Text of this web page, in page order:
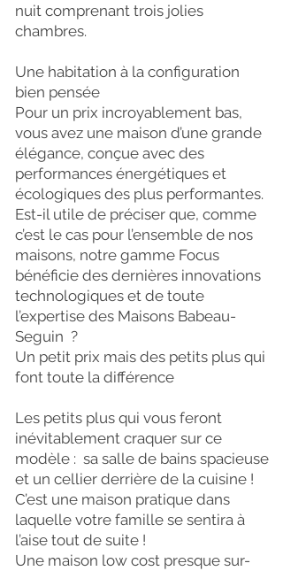
nuit comprenant trois jolies
chambres.
Une habitation à la configuration
bien pensée
Pour un prix incroyablement bas,
vous avez une maison d’une grande
élégance, conçue avec des
performances énergétiques et
écologiques des plus performantes.
Est-il utile de préciser que, comme
c’est le cas pour l’ensemble de nos
maisons, notre gamme Focus
bénéficie des dernières innovations
technologiques et de toute
l’expertise des Maisons Babeau-
Seguin ?
Un petit prix mais des petits plus qui
font toute la différence
Les petits plus qui vous feront
inévitablement craquer sur ce
modèle : sa salle de bains spacieuse
et un cellier derrière de la cuisine !
C’est une maison pratique dans
laquelle votre famille se sentira à
l’aise tout de suite !
Une maison low cost presque sur-